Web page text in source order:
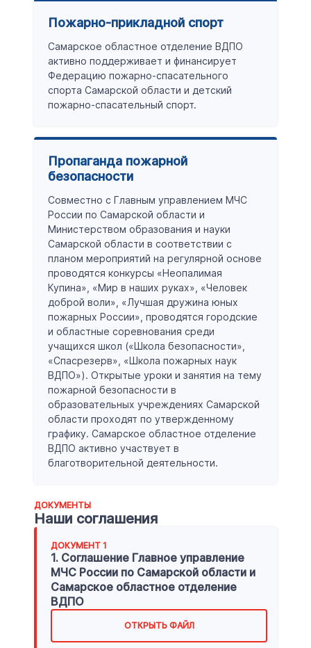
Пожарно-прикладной спорт
Самарское областное отделение ВДПО
активно поддерживает и финансирует
Федерацию пожарно-спасательного
спорта Самарской области и детский
пожарно-спасательный спорт.
Пропаганда пожарной
безопасности
Совместно с Главным управлением МЧС
России по Самарской области и
Министерством образования и науки
Самарской области в соответствии с
планом мероприятий на регулярной основе
проводятся конкурсы «Неопалимая
Купина», «Мир в наших руках», «Человек
доброй воли», «Лучшая дружина юных
пожарных России», проводятся городские
и областные соревнования среди
учащихся школ («Школа безопасности»,
«Спасрезерв», «Школа пожарных наук
ВДПО»). Открытые уроки и занятия на тему
пожарной безопасности в
образовательных учреждениях Самарской
области проходят по утвержденному
графику. Самарское областное отделение
ВДПО активно участвует в
благотворительной деятельности.
ДОКУМЕНТЫ
Наши соглашения
ДОКУМЕНТ 1
1. Соглашение Главное управление
МЧС России по Самарской области и
Самарское областное отделение
ВДПО
ОТКРЫТЬ ФАЙЛ